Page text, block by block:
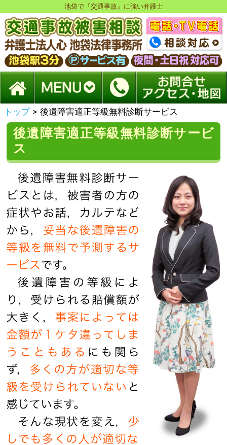
池袋で『交通事故』に強い弁護士
トップ > 後遺障害適正等級無料診断サービス
後遺障害適正等級無料診断サービ
ス